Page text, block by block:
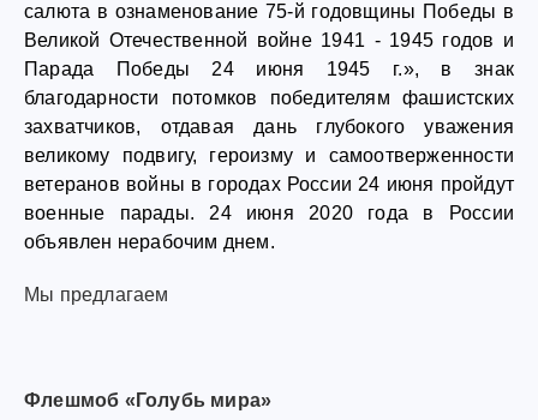
салюта в ознаменование 75-й годовщины Победы в
Великой Отечественной войне 1941 - 1945 годов и
Парада Победы 24 июня 1945 г.», в знак
благодарности потомков победителям фашистских
захватчиков, отдавая дань глубокого уважения
великому подвигу, героизму и самоотверженности
ветеранов войны в городах России 24 июня пройдут
военные парады. 24 июня 2020 года в России
объявлен нерабочим днем.
Мы предлагаем
Флешмоб «Голубь мира»